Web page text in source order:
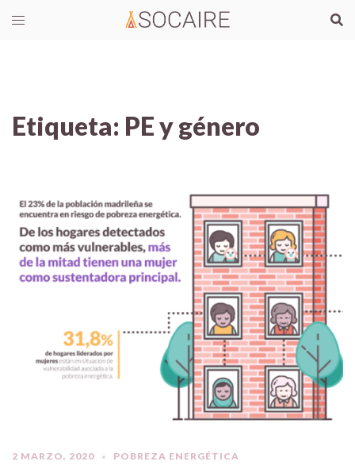
Etiqueta: PE y género
2 MARZO, 2020 POBREZA ENERGÉTICA